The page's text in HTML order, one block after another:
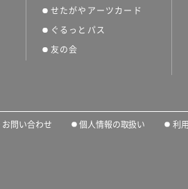
せたがやアーツカード
ぐるっとパス
友の会
お問い合わせ 個人情報の取扱い 利